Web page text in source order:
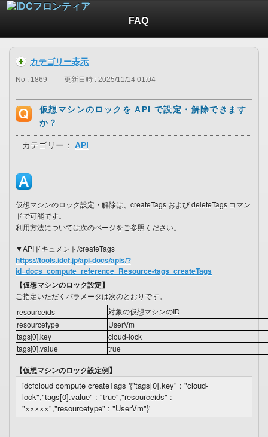
FAQ
カテゴリー表示
No : 1869 更新日時 : 2025/11/14 01:04
仮想マシンのロックを API で設定・解除できます
か？
カテゴリー： API
仮想マシンのロック設定・解除は、createTags および deleteTags コマン
ドで可能です。
利用方法については次のページをご参照ください。
▼APIドキュメント/createTags
https://tools.idcf.jp/api-docs/apis/?
id=docs_compute_reference_Resource-tags_createTags
【仮想マシンのロック設定】
ご指定いただくパラメータは次のとおりです。
resourceids
対象の仮想マシンのID
resourcetype
UserVm
tags[0].key
cloud-lock
tags[0].value
true
【仮想マシンのロック設定例】
idcfcloud compute createTags '{"tags[0].key" : "cloud-
lock","tags[0].value" : "true","resourceids" :
"×××××","resourcetype" : "UserVm"}'